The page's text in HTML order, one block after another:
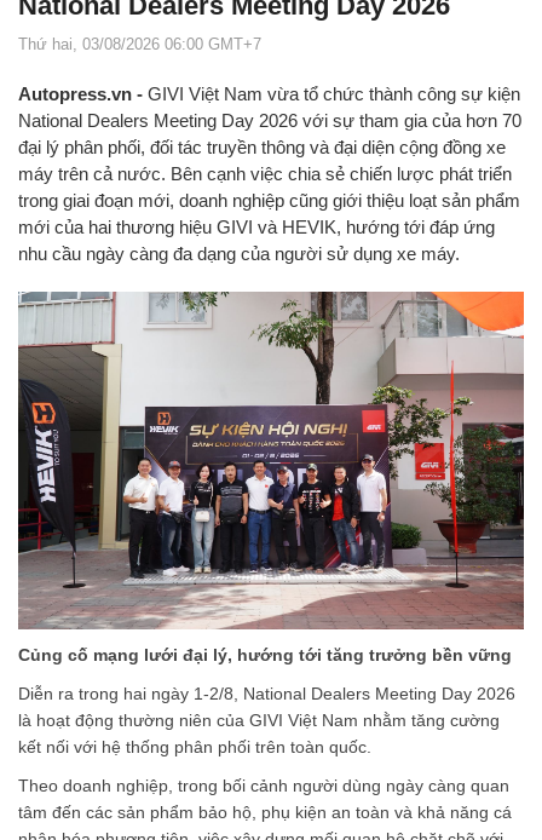
Thứ hai, 03/08/2026 06:00 GMT+7
Autopress.vn - GIVI Việt Nam vừa tổ chức thành công sự kiện
National Dealers Meeting Day 2026 với sự tham gia của hơn 70
đại lý phân phối, đối tác truyền thông và đại diện cộng đồng xe
máy trên cả nước. Bên cạnh việc chia sẻ chiến lược phát triển
trong giai đoạn mới, doanh nghiệp cũng giới thiệu loạt sản phẩm
mới của hai thương hiệu GIVI và HEVIK, hướng tới đáp ứng
nhu cầu ngày càng đa dạng của người sử dụng xe máy.
Củng cố mạng lưới đại lý, hướng tới tăng trưởng bền vững
Diễn ra trong hai ngày 1-2/8, National Dealers Meeting Day 2026
là hoạt động thường niên của GIVI Việt Nam nhằm tăng cường
kết nối với hệ thống phân phối trên toàn quốc.
Theo doanh nghiệp, trong bối cảnh người dùng ngày càng quan
tâm đến các sản phẩm bảo hộ, phụ kiện an toàn và khả năng cá